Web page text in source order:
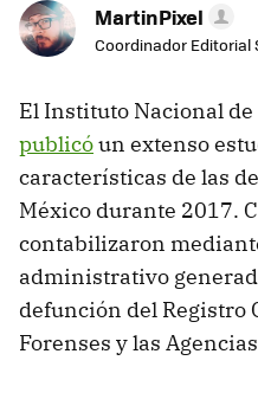
MartinPixel
Coordinador Editorial
El Instituto Nacional
publicóun extenso
características de las
México durante 2017.
contabilizaron
administrativo
defunción del Registro
Forenses y las